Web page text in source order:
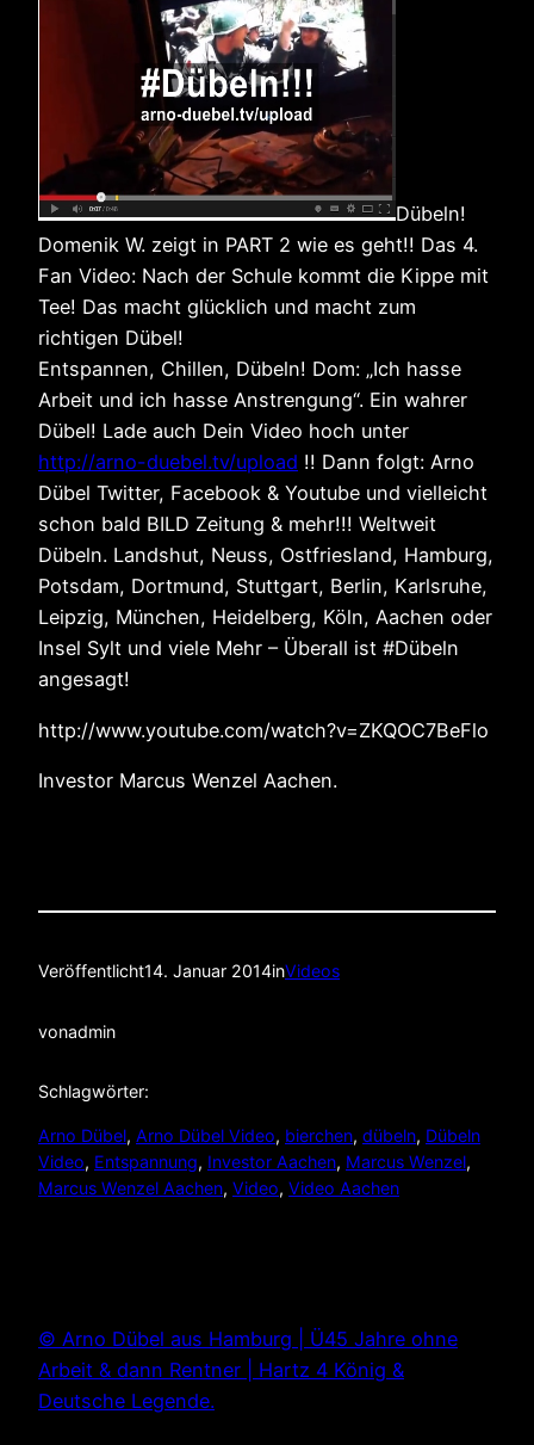
Dübeln!
Domenik W. zeigt in PART 2 wie es geht!! Das 4.
Fan Video: Nach der Schule kommt die Kippe mit
Tee! Das macht glücklich und macht zum
richtigen Dübel!
Entspannen, Chillen, Dübeln! Dom: „Ich hasse
Arbeit und ich hasse Anstrengung“. Ein wahrer
Dübel! Lade auch Dein Video hoch unter
http://arno-duebel.tv/upload !! Dann folgt: Arno
Dübel Twitter, Facebook & Youtube und vielleicht
schon bald BILD Zeitung & mehr!!! Weltweit
Dübeln. Landshut, Neuss, Ostfriesland, Hamburg,
Potsdam, Dortmund, Stuttgart, Berlin, Karlsruhe,
Leipzig, München, Heidelberg, Köln, Aachen oder
Insel Sylt und viele Mehr – Überall ist #Dübeln
angesagt!
http://www.youtube.com/watch?v=ZKQOC7BeFlo
Investor Marcus Wenzel Aachen.
Veröffentlicht14. Januar 2014inVideos
vonadmin
Schlagwörter:
Arno Dübel, Arno Dübel Video, bierchen, dübeln, Dübeln
Video, Entspannung, Investor Aachen, Marcus Wenzel
Marcus Wenzel Aachen, Video, Video Aachen
© Arno Dübel aus Hamburg | Ü45 Jahre ohne
Arbeit & dann Rentner | Hartz 4 König &
Deutsche Legende.